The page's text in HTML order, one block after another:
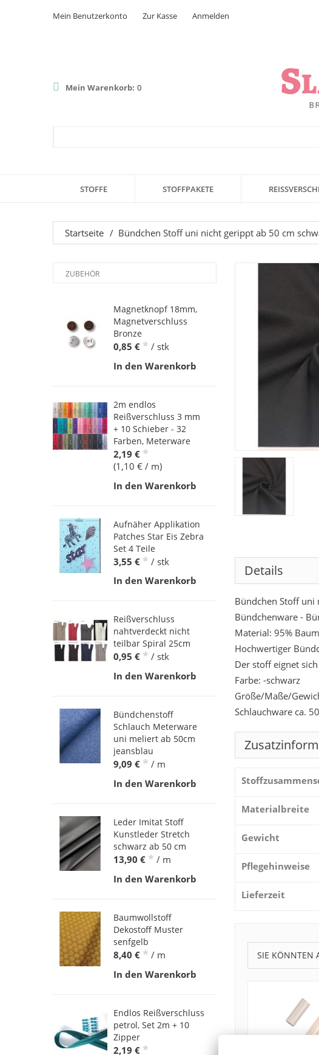
Mein Benutzerkonto Zur Kasse Anmelden
Mein Warenkorb: 0
STOFFE STOFFPAKETE
Startseite / Bündchen Stoff uni nicht gerippt ab 50 cm
Details
Bündchen Stoff uni
Bündchenware -
Material: 95%
Hochwertiger
Der stoff eignet
Farbe: -schwarz
Größe/Maße/
Schlauchware ca.
Materialbreite
Gewicht
Pflegehinweise
Lieferzeit
SIE KÖNNTEN
ZUBEHÖR
Magnetknopf 18mm,
Magnetverschluss
Bronze
0,85 € * / stk
In den Warenkorb
2m endlos
Reißverschluss 3 mm
+ 10 Schieber - 32
Farben, Meterware
2,19 € *
(1,10 € / m)
In den Warenkorb
Aufnäher Applikation
Patches Star Eis Zebra
Set 4 Teile
3,55 € * / stk
In den Warenkorb
Reißverschluss
nahtverdeckt nicht
teilbar Spiral 25cm
0,95 € * / stk
In den Warenkorb
Bündchenstoff
Schlauch Meterware
uni meliert ab 50cm
jeansblau
9,09 € * / m
In den Warenkorb
Leder Imitat Stoff
Kunstleder Stretch
schwarz ab 50 cm
13,90 € * / m
In den Warenkorb
Baumwollstoff
Dekostoff Muster
senfgelb
8,40 € * / m
In den Warenkorb
Endlos Reißverschluss
petrol, Set 2m + 10
Zipper
2,19 € *